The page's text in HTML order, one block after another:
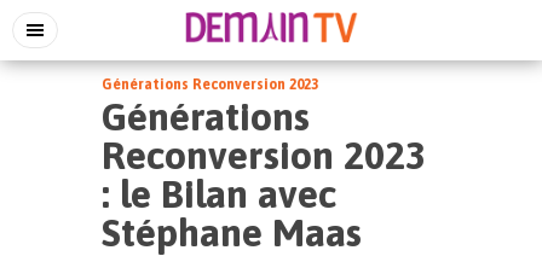
Générations Reconversion 2023
Générations
Reconversion 2023
: le Bilan avec
Stéphane Maas